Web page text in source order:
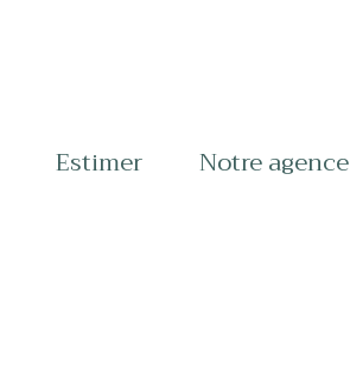
estimer notre agence